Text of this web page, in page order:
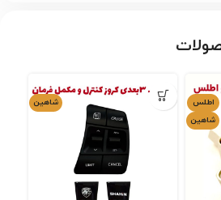
اطلس
شاهین
شاهین